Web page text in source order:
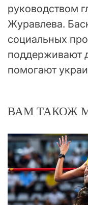
руководством
Журавлева.
социальных
поддерживают
помогают
ВАМ ТАКОЖ